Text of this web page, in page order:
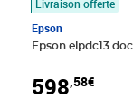
au panier
Livraison offerte
Epson
Epson elpdc13
598,58€